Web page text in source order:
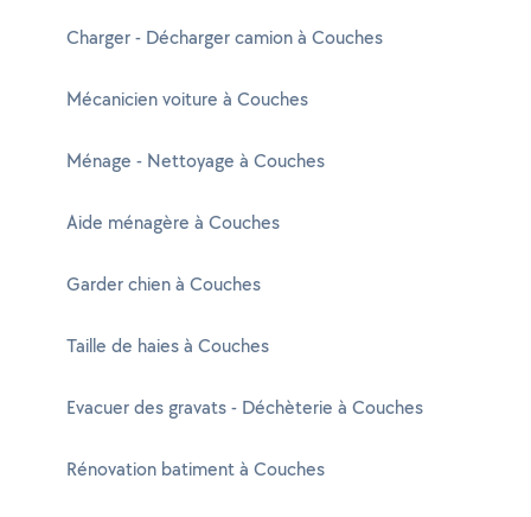
Charger - Décharger camion à Couches
Mécanicien voiture à Couches
Ménage - Nettoyage à Couches
Aide ménagère à Couches
Garder chien à Couches
Taille de haies à Couches
Evacuer des gravats - Déchèterie à Couches
Rénovation batiment à Couches